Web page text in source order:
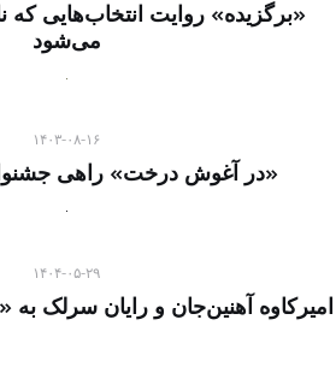
«برگزیده» روایت انتخاب‌هایی که
می‌شود
۱۴۰۳-۰۸-۱۶
«در آغوش درخت» راهی
۱۴۰۴-۰۵-۲۹
امیرکاوه آهنین‌جان و رایان سرلک به